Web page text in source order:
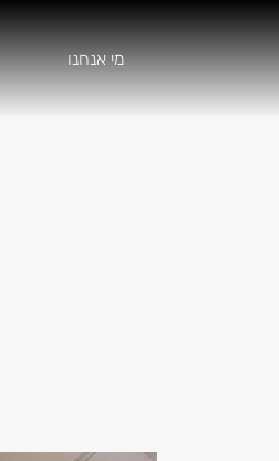
מי אנחנו